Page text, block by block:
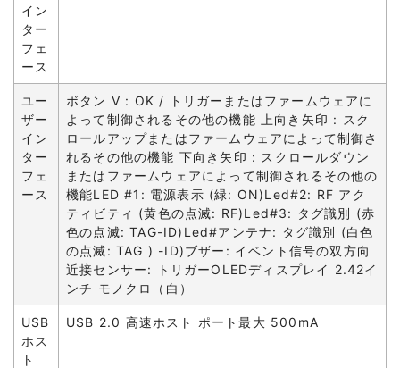
イン
ター
フェ
ース
ユー
ザー
イン
ター
フェ
ース
ボタン V : OK / トリガーまたはファームウェアに
よって制御されるその他の機能 上向き矢印 : スク
ロールアップまたはファームウェアによって制御さ
れるその他の機能 下向き矢印 : スクロールダウン
またはファームウェアによって制御されるその他の
機能LED #1: 電源表示 (緑: ON)Led#2: RF アク
ティビティ (黄色の点滅: RF)Led#3: タグ識別 (赤
色の点滅: TAG-ID)Led#アンテナ: タグ識別 (白色
の点滅: TAG ) -ID)ブザー: イベント信号の双方向
近接センサー: トリガーOLEDディスプレイ 2.42イ
ンチ モノクロ（白）
USB
ホス
ト
USB 2.0 高速ホスト ポート最大 500mA